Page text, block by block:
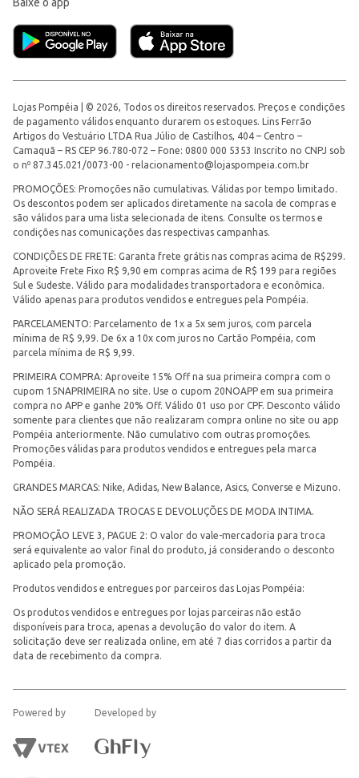
Lojas Pompéia | © 2026, Todos os direitos reservados. Preços e condições
de pagamento válidos enquanto durarem os estoques. Lins Ferrão
Artigos do Vestuário LTDA Rua Júlio de Castilhos, 404 – Centro –
Camaquã – RS CEP 96.780-072 – Fone: 0800 000 5353 Inscrito no CNPJ sob
o nº 87.345.021/0073-00 - relacionamento@lojaspompeia.com.br
PROMOÇÕES: Promoções não cumulativas. Válidas por tempo limitado.
Os descontos podem ser aplicados diretamente na sacola de compras e
são válidos para uma lista selecionada de itens. Consulte os termos e
condições nas comunicações das respectivas campanhas.
CONDIÇÕES DE FRETE: Garanta frete grátis nas compras acima de R$299.
Aproveite Frete Fixo R$ 9,90 em compras acima de R$ 199 para regiões
Sul e Sudeste. Válido para modalidades transportadora e econômica.
Válido apenas para produtos vendidos e entregues pela Pompéia.
PARCELAMENTO: Parcelamento de 1x a 5x sem juros, com parcela
mínima de R$ 9,99. De 6x a 10x com juros no Cartão Pompéia, com
parcela mínima de R$ 9,99.
PRIMEIRA COMPRA: Aproveite 15% Off na sua primeira compra com o
cupom 15NAPRIMEIRA no site. Use o cupom 20NOAPP em sua primeira
compra no APP e ganhe 20% Off. Válido 01 uso por CPF. Desconto válido
somente para clientes que não realizaram compra online no site ou app
Pompéia anteriormente. Não cumulativo com outras promoções.
Promoções válidas para produtos vendidos e entregues pela marca
Pompéia.
GRANDES MARCAS: Nike, Adidas, New Balance, Asics, Converse e Mizuno.
NÃO SERÁ REALIZADA TROCAS E DEVOLUÇÕES DE MODA INTIMA.
PROMOÇÃO LEVE 3, PAGUE 2: O valor do vale-mercadoria para troca
será equivalente ao valor final do produto, já considerando o desconto
aplicado pela promoção.
Produtos vendidos e entregues por parceiros das Lojas Pompéia:
Os produtos vendidos e entregues por lojas parceiras não estão
disponíveis para troca, apenas a devolução do valor do item. A
solicitação deve ser realizada online, em até 7 dias corridos a partir da
data de recebimento da compra.
Powered by Developed by